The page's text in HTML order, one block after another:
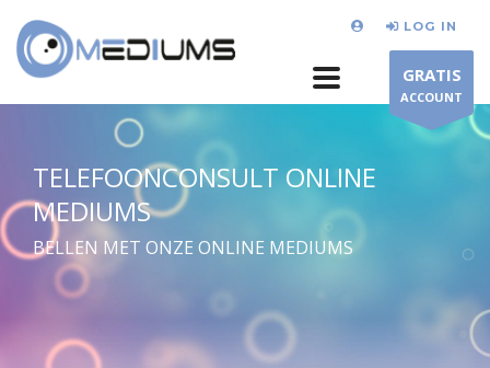
LOG IN
GRATIS
ACCOUNT
TELEFOONCONSULT ONLINE
MEDIUMS
BELLEN MET ONZE ONLINE MEDIUMS